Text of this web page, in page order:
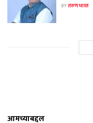
BYतरुण भारत
आमच्याबद्दल